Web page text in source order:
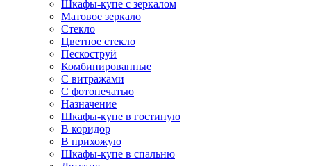
Шкафы-купе с зеркалом
Матовое зеркало
Стекло
Цветное стекло
Пескоструй
Комбинированные
С витражами
С фотопечатью
Назначение
Шкафы-купе в гостиную
В коридор
В прихожую
Шкафы-купе в спальню